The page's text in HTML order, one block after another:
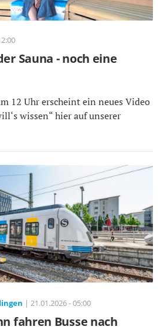
Sauna - noch eine
12 Uhr erscheint ein neues Video
wissen“ hier auf unserer
| 21.01.2026 - 05:00
fahren Busse nach